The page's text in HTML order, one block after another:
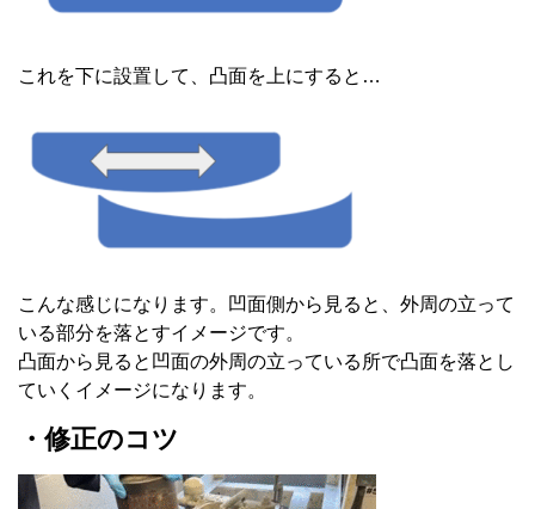
これを下に設置して、凸面を上にすると…
こんな感じになります。凹面側から見ると、外周の立って
いる部分を落とすイメージです。
凸面から見ると凹面の外周の立っている所で凸面を落とし
ていくイメージになります。
・修正のコツ